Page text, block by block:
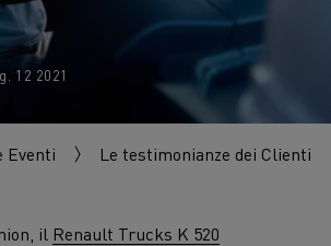
12 2021
Eventi Le testimonianze dei Clienti
il Renault Trucks K 520